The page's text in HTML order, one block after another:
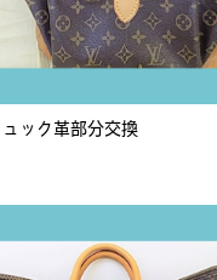
ック革部分交換